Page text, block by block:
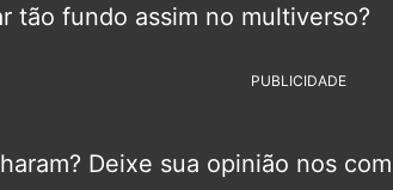
tão fundo assim no multiverso?
PUBLICIDADE
Deixe sua opinião nos